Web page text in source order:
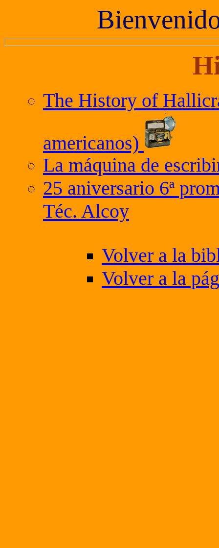
The History of
americanos)
La máquina de
25 aniversario 6ª
Téc. Alcoy
Volver a la
Volver a la